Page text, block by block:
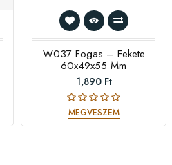
W037 Fogas – Fekete
60x49x55 Mm
1,890 Ft
MEGVESZEM